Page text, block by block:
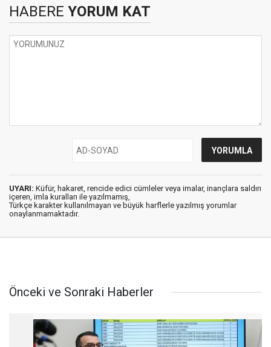
HABERE YORUM KAT
UYARI: Küfür, hakaret, rencide edici cümleler veya imalar, inançlara saldırı
içeren, imla kuralları ile yazılmamış,
Türkçe karakter kullanılmayan ve büyük harflerle yazılmış yorumlar
onaylanmamaktadır.
Önceki ve Sonraki Haberler